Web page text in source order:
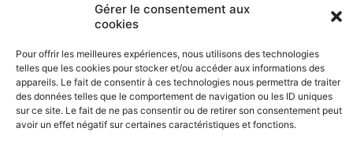
Gérer le consentement aux
cookies
Pour offrir les meilleures expériences, nous utilisons des technologies
telles que les cookies pour stocker et/ou accéder aux informations des
appareils. Le fait de consentir à ces technologies nous permettra de traiter
des données telles que le comportement de navigation ou les ID uniques
sur ce site. Le fait de ne pas consentir ou de retirer son consentement peut
avoir un effet négatif sur certaines caractéristiques et fonctions.
Nos
Mentions
légales
Partagez cette page